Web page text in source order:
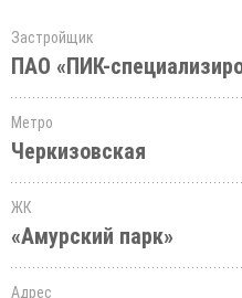
Застройщик
ПАО «ПИК-
Метро
Черкизовская
ЖК
«Амурский парк»
Адрес